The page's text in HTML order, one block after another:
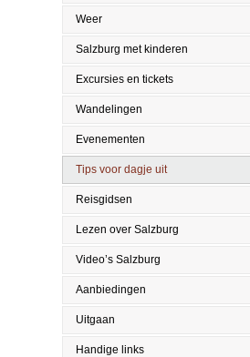
Weer
Salzburg met kinderen
Excursies en tickets
Wandelingen
Evenementen
Tips voor dagje uit
Reisgidsen
Lezen over Salzburg
Video’s Salzburg
Aanbiedingen
Uitgaan
Handige links